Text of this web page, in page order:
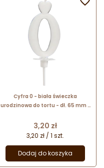
Cyfra 0 - biała świeczka
urodzinowa do tortu - dł. 65 mm -
Cena
3,20 zł
3,20 zł / 1 szt.
Dodaj do koszyka